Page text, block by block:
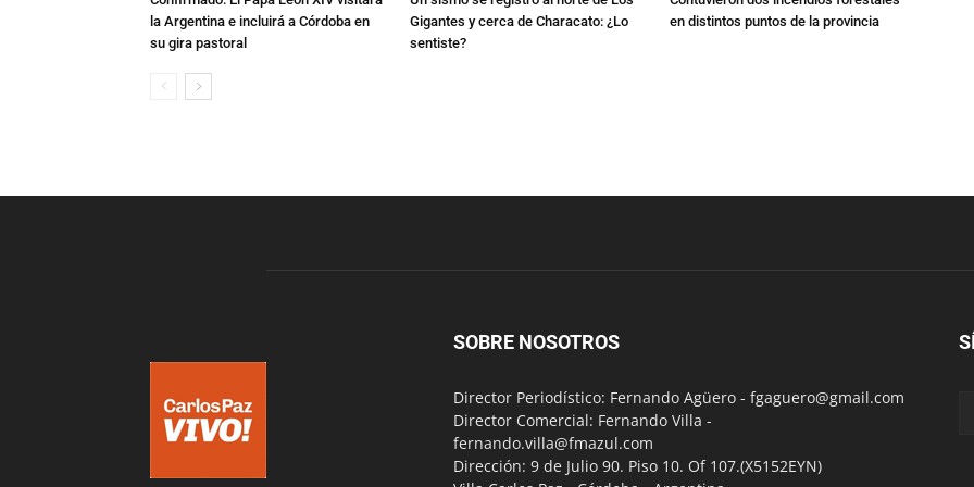
la Argentina e incluirá a Córdoba en
su gira pastoral
Gigantes y cerca de Characato: ¿Lo
sentiste?
en distintos puntos de la provincia
SOBRE NOSOTROS
Director Periodístico: Fernando Agüero - fgaguero@gmail.com
Director Comercial: Fernando Villa -
fernando.villa@fmazul.com
Dirección: 9 de Julio 90. Piso 10. Of 107.(X5152EYN)